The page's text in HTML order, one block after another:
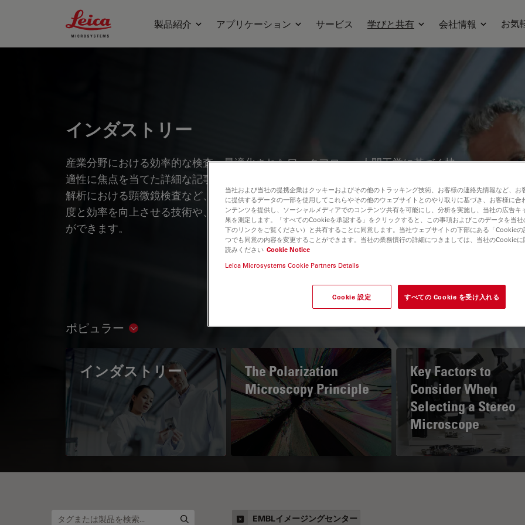
Leica Microsystems Logo
製品紹介 アプリケーション サービス 学びと共有 会社情報 お気
インダストリー
産業分野における効率的な検査、最適化されたワークフロー、人間工学に基づく快
適性に焦点を当てた詳細な記事やウェビナーをぜひご覧ください。品質管理、材料
解析における顕微鏡検査など、幅広いトピックを取り上げています。製造工程の精
度と効率を向上させる技術や、最先端技術の活用について、貴重な知見を得ること
ができます。
ポピュラー Show subnavigation
インダストリー
The Polarization
Microscopy Principle
Key Factors to
Consider When
Selecting a Stereo
Microscope
EMBLイメージングセンター
当社および当社の提携企業はクッキーおよびその他のトラッキング技術、お客様の連絡先情報など、お
に提供するデータの一部を使用してこれらやその他のウェブサイトとのやり取りに基づき、お客様に合
ンテンツを提供し、ソーシャルメディアでのコンテンツ共有を可能にし、分析を実施し、当社の広告キ
果を測定します。「すべてのCookieを承認する」をクリックすると、この事項およびこのデータを当社
下のリンクをご覧ください）と共有することに同意します。当社ウェブサイトの下部にある「Cookie
つでも同意の内容を変更することができます。当社の業務慣行の詳細につきましては、当社のCookieに
読みください Cookie Notice
Leica Microsystems Cookie Partners Details
Cookie 設定 すべての Cookie を受け入れる